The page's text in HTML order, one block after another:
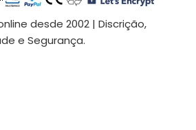
desde 2002 | Discrição,
e Segurança.